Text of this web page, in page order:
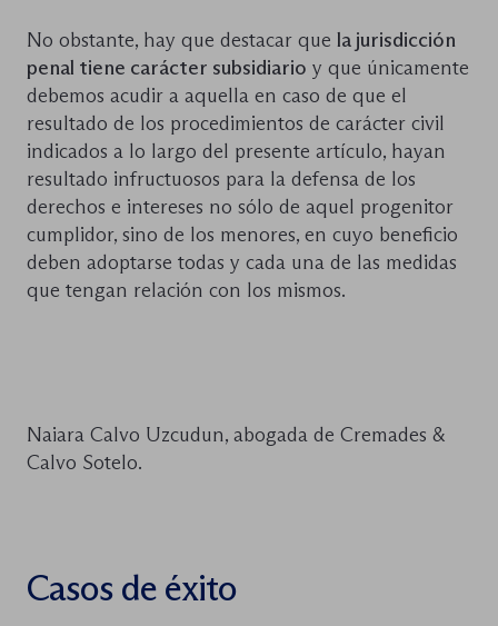
No obstante, hay que destacar que la jurisdicción
penal tiene carácter subsidiario y que únicamente
debemos acudir a aquella en caso de que el
resultado de los procedimientos de carácter civil
indicados a lo largo del presente artículo, hayan
resultado infructuosos para la defensa de los
derechos e intereses no sólo de aquel progenitor
cumplidor, sino de los menores, en cuyo beneficio
deben adoptarse todas y cada una de las medidas
que tengan relación con los mismos.
Naiara Calvo Uzcudun, abogada de Cremades &
Calvo Sotelo.
Casos de éxito